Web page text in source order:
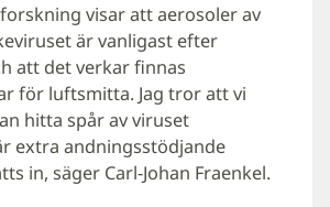
visar att aerosoler av
är vanligast efter
att det verkar finnas
för luftsmitta. Jag tror att vi
hitta spår av viruset
extra andningsstödjande
in, säger Carl-Johan Fraenkel.